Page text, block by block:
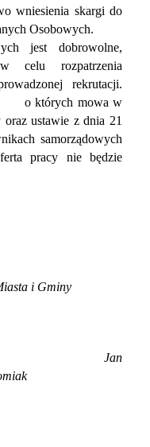
wniesienia skargi do
Osobowych.
jest dobrowolne,
celu rozpatrzenia
rekrutacji.
o których mowa w
ustawie z dnia 21
samorządowych
pracy nie będzie
Miasta i Gminy